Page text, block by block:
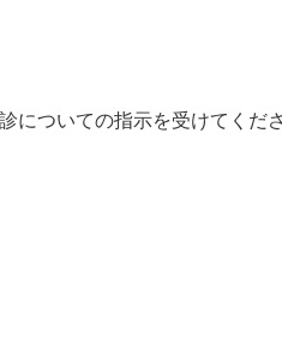
についての指示を受けてくださ